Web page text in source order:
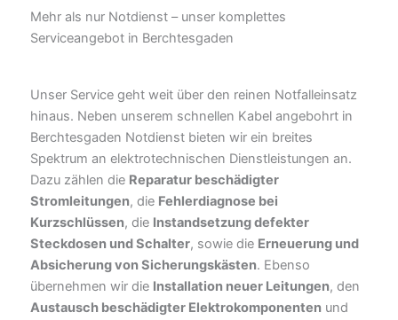
Mehr als nur Notdienst – unser komplettes
Serviceangebot in Berchtesgaden
Unser Service geht weit über den reinen Notfalleinsatz
hinaus. Neben unserem schnellen Kabel angebohrt in
Berchtesgaden Notdienst bieten wir ein breites
Spektrum an elektrotechnischen Dienstleistungen an.
Dazu zählen die Reparatur beschädigter
Stromleitungen, die Fehlerdiagnose bei
Kurzschlüssen, die Instandsetzung defekter
Steckdosen und Schalter, sowie die Erneuerung und
Absicherung von Sicherungskästen. Ebenso
übernehmen wir die Installation neuer Leitungen, den
Austausch beschädigter Elektrokomponenten und